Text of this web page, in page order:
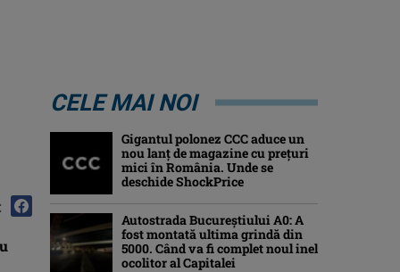
CELE MAI NOI
Gigantul polonez CCC aduce un
nou lanț de magazine cu prețuri
mici în România. Unde se
deschide ShockPrice
Autostrada Bucureștiului A0: A
fost montată ultima grindă din
5000. Când va fi complet noul inel
ocolitor al Capitalei